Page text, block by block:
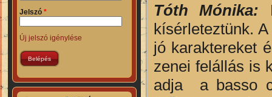
Jelszó *
Új jelszó igénylése
Tóth Mónika:
kísérleteztünk.
jó karaktereket
zenei felállás is
adja a basso